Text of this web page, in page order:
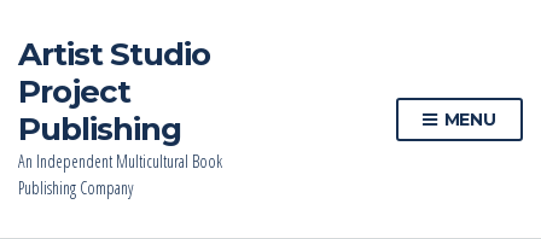
Artist Studio
Project
Publishing
An Independent Multicultural Book
Publishing Company
MENU